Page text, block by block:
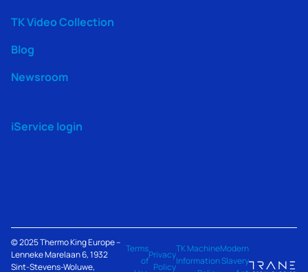
TK Video Collection
Blog
Newsroom
iService login
© 2025Thermo KingEurope –
Lenneke Marelaan 6, 1932
Sint-Stevens-Woluwe,
Terms
of
Privacy
Policy
TK Machine
Information
Modern
Slavery